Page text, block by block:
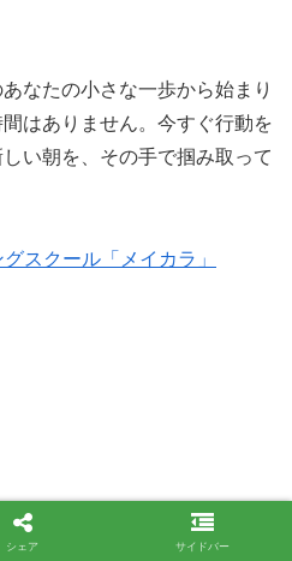
なたの小さな一歩から始まり
はありません。今すぐ行動を
い朝を、その手で掴み取って
スクール「メイカラ」
成功するための15の原則
い。自己管理能力が全てで
シェア サイドバー